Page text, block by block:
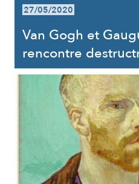
27/05/2020
Van Gogh et
rencontre